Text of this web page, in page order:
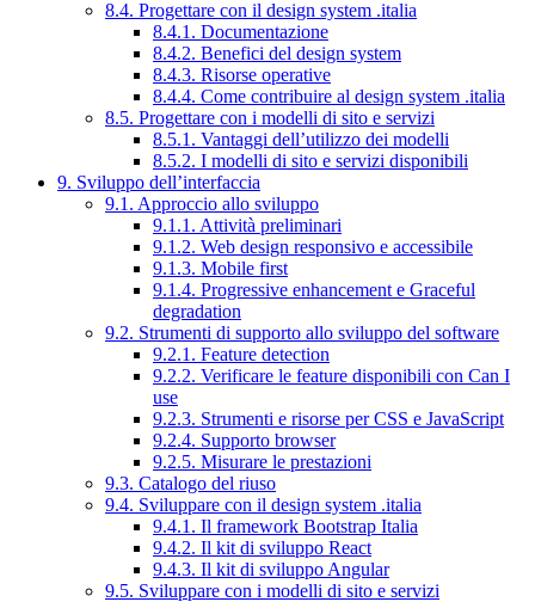
8.4. Progettare con il design system .italia
8.4.1. Documentazione
8.4.2. Benefici del design system
8.4.3. Risorse operative
8.4.4. Come contribuire al design system .italia
8.5. Progettare con i modelli di sito e servizi
8.5.1. Vantaggi dell’utilizzo dei modelli
8.5.2. I modelli di sito e servizi disponibili
9. Sviluppo dell’interfaccia
9.1. Approccio allo sviluppo
9.1.1. Attività preliminari
9.1.2. Web design responsivo e accessibile
9.1.3. Mobile first
9.1.4. Progressive enhancement e Graceful
degradation
9.2. Strumenti di supporto allo sviluppo del software
9.2.1. Feature detection
9.2.2. Verificare le feature disponibili con Can I
use
9.2.3. Strumenti e risorse per CSS e JavaScript
9.2.4. Supporto browser
9.2.5. Misurare le prestazioni
9.3. Catalogo del riuso
9.4. Sviluppare con il design system .italia
9.4.1. Il framework Bootstrap Italia
9.4.2. Il kit di sviluppo React
9.4.3. Il kit di sviluppo Angular
9.5. Sviluppare con i modelli di sito e servizi